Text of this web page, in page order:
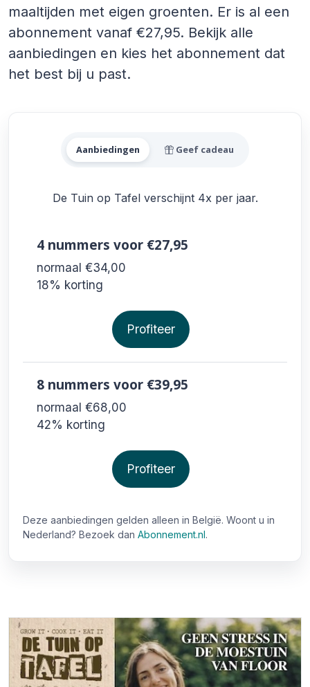
maaltijden met eigen groenten. Er is al een
abonnement vanaf €27,95. Bekijk alle
aanbiedingen en kies het abonnement dat
het best bij u past.
Alle De Tuin op Tafel
Aanbiedingen Geef cadeau
De Tuin op Tafel verschijnt 4x per jaar.
4 nummers voor €27,95
normaal €34,00
18% korting
Profiteer
8 nummers voor €39,95
normaal €68,00
42% korting
Profiteer
Deze aanbiedingen gelden alleen in België. Woont u in
Nederland? Bezoek dan Abonnement.nl.